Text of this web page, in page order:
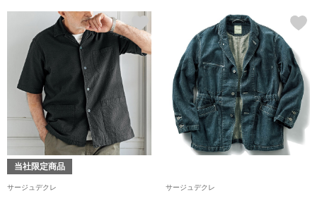
ーブルウェア
ズ
ブレスレット
その他
ファッション
当社限定商品
サージュデクレ サージュデクレ